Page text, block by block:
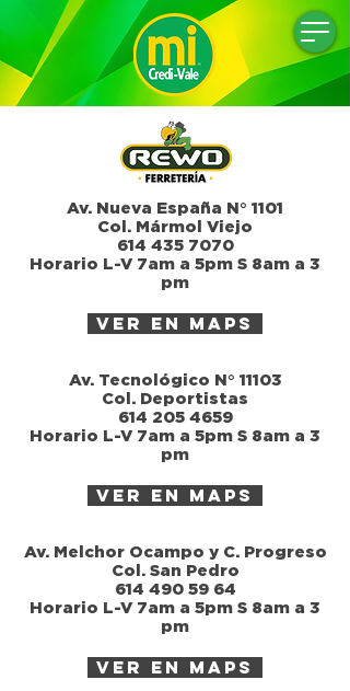
Av. Nueva España N° 1101
Col. Mármol Viejo
614 435 7070
Horario L-V 7am a 5pm S 8am a 3
pm
ver en maps
Av. Tecnológico N° 11103
Col. Deportistas
614 205 4659
Horario L-V 7am a 5pm S 8am a 3
pm
ver en maps
Av. Melchor Ocampo y C. Progreso
Col. San Pedro
614 490 59 64
Horario L-V 7am a 5pm S 8am a 3
pm
ver en maps